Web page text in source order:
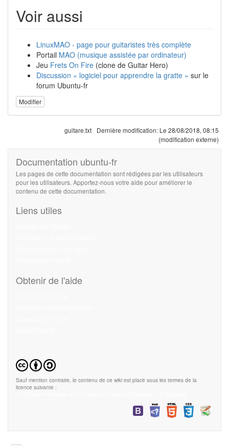
Voir aussi
LinuxMAO - page pour guitaristes très complète
Portail MAO (musique assistée par ordinateur)
Jeu Frets On Fire (clone de Guitar Hero)
Discussion « logiciel pour apprendre la gratte » sur le
forum Ubuntu-fr
Modifier
guitare.txt Dernière modification: Le 28/08/2018, 08:15
(modification externe)
Documentation ubuntu-fr
Les pages de cette documentation sont rédigées par les utilisateurs
pour les utilisateurs. Apportez-nous votre aide pour améliorer le
contenu de cette documentation.
Liens utiles
Obtenir de l'aide
Sauf mention contraire, le contenu de ce wiki est placé sous les termes de la
licence suivante :